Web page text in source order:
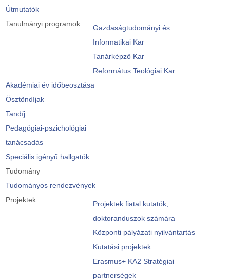
Útmutatók
Tanulmányi programok
Gazdaságtudományi és
Informatikai Kar
Tanárképző Kar
Református Teológiai Kar
Akadémiai év időbeosztása
Ösztöndíjak
Tandíj
Pedagógiai-pszichológiai
tanácsadás
Speciális igényű hallgatók
Tudomány
Tudományos rendezvények
Projektek
Projektek fiatal kutatók,
doktoranduszok számára
Központi pályázati nyilvántartás
Kutatási projektek
Erasmus+ KA2 Stratégiai
partnerségek